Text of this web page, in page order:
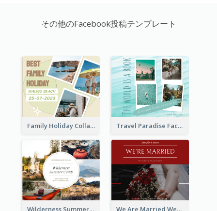
その他のFacebook投稿テンプレート
Family Holiday Collage Facebook Post Travel Paradise Facebook Post
Wilderness Summer Camp Facebook Post We Are Married Wedding Facebook Post